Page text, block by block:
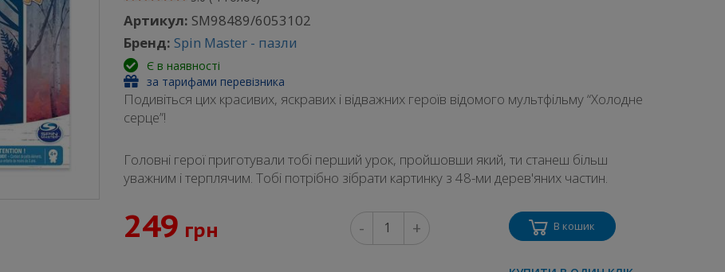
Артикул: SM98489/6053102
Бренд: Spin Master - пазли
Є в наявності
за тарифами перевізника
Подивіться цих красивих, яскравих і відважних героїв відомого мультфільму “Холодне
серце”!
Головні герої приготували тобі перший урок, пройшовши який, ти станеш більш
уважним і терплячим. Тобі потрібно зібрати картинку з 48-ми дерев'яних частин.
249 грн - + В кошик